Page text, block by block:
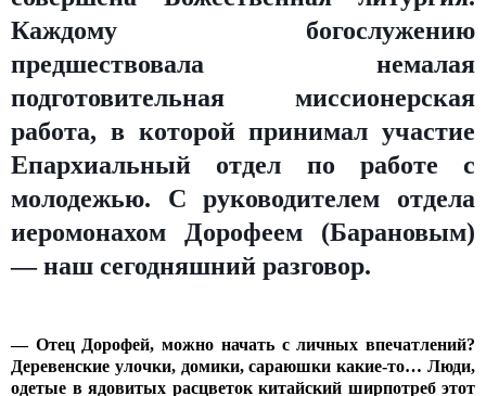
Каждому богослужению
предшествовала немалая
подготовительная миссионерская
работа, в которой принимал участие
Епархиальный отдел по работе с
молодежью. С руководителем отдела
иеромонахом Дорофеем (Барановым)
— наш сегодняшний разговор.
— Отец Дорофей, можно начать с личных впечатлений?
Деревенские улочки, домики, сараюшки какие-то… Люди,
одетые в ядовитых расцветок китайский ширпотреб этот